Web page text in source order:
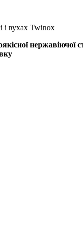
і вухах Twinox
нержавіючої